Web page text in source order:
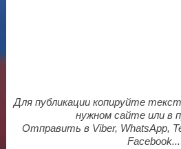
Для публикации копируйте
нужном сайте или в
Отправить в Viber, WhatsApp,
Facebook...